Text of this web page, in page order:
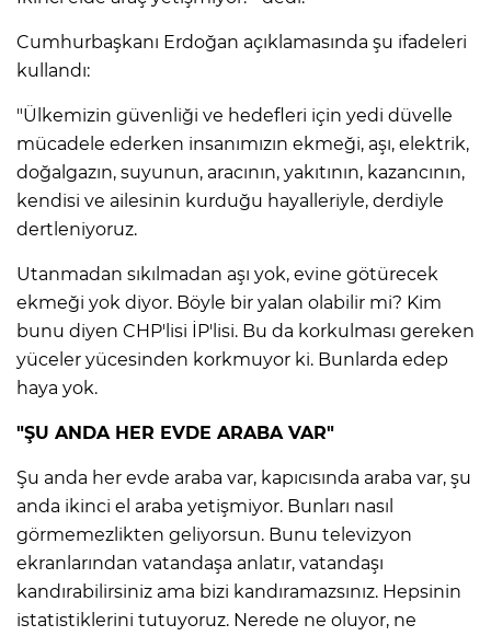
Cumhurbaşkanı Erdoğan açıklamasında şu ifadeleri
kullandı:
"Ülkemizin güvenliği ve hedefleri için yedi düvelle
mücadele ederken insanımızın ekmeği, aşı, elektrik,
doğalgazın, suyunun, aracının, yakıtının, kazancının,
kendisi ve ailesinin kurduğu hayalleriyle, derdiyle
dertleniyoruz.
Utanmadan sıkılmadan aşı yok, evine götürecek
ekmeği yok diyor. Böyle bir yalan olabilir mi? Kim
bunu diyen CHP'lisi İP'lisi. Bu da korkulması gereken
yüceler yücesinden korkmuyor ki. Bunlarda edep
haya yok.
"ŞU ANDA HER EVDE ARABA VAR"
Şu anda her evde araba var, kapıcısında araba var, şu
anda ikinci el araba yetişmiyor. Bunları nasıl
görmemezlikten geliyorsun. Bunu televizyon
ekranlarından vatandaşa anlatır, vatandaşı
kandırabilirsiniz ama bizi kandıramazsınız. Hepsinin
istatistiklerini tutuyoruz. Nerede ne oluyor, ne